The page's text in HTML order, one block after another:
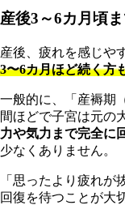
産後3～6カ月頃
産後、疲れを感じや
3〜6カ月ほど続く方
一般的に、「産褥期
間ほどで子宮は元の
力や気力まで完全に
少なくありません。
「思ったより疲れ
回復を待つことが大